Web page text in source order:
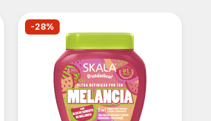
-28%